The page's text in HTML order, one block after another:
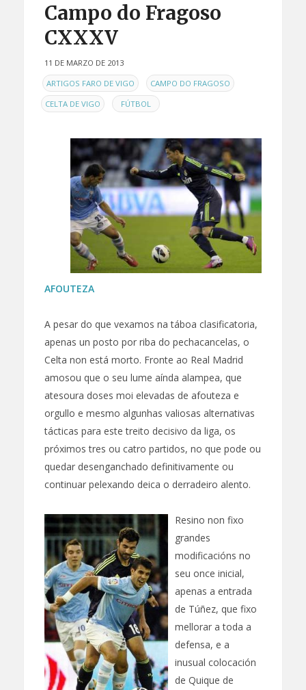
Campo do Fragoso
CXXXV
11 DE MARZO DE 2013
ENARTIGOS FARO DE VIGO , CAMPO DO FRAGOSO ,
CELTA DE VIGO , FÚTBOL
AFOUTEZA
A pesar do que vexamos na táboa clasificatoria,
apenas un posto por riba do pechacancelas, o
Celta non está morto. Fronte ao Real Madrid
amosou que o seu lume aínda alampea, que
atesoura doses moi elevadas de afouteza e
orgullo e mesmo algunhas valiosas alternativas
tácticas para este treito decisivo da liga, os
próximos tres ou catro partidos, no que pode ou
quedar desenganchado definitivamente ou
continuar pelexando deica o derradeiro alento.
Resino non fixo
grandes
modificacións no
seu once inicial,
apenas a entrada
de Túñez, que fixo
mellorar a toda a
defensa, e a
inusual colocación
de Quique de